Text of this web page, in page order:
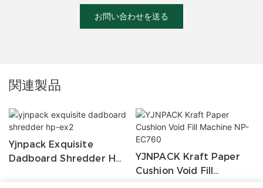
お問い合わせを送る
関連製品
Yjnpack Exquisite
Dadboard Shredder Hp-
YJNPACK Kraft Paper
Cushion Void Fill